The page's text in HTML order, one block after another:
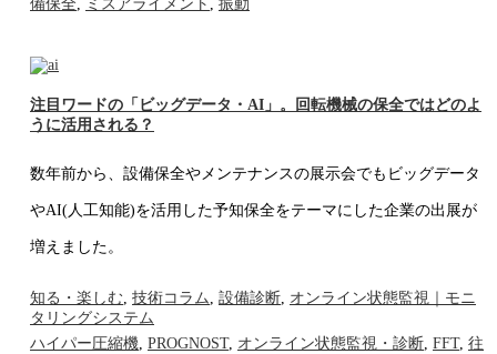
備保全, ミスアライメント , 振動
注目ワードの「ビッグデータ・AI」。回転機械の保全ではどのよ
うに活用される？
数年前から、設備保全やメンテナンスの展示会でもビッグデータ
やAI(人工知能)を活用した予知保全をテーマにした企業の出展が
増えました。
知る・楽しむ, 技術コラム, 設備診断, オンライン状態監視｜モニ
タリングシステム
ハイパー圧縮機, PROGNOST, オンライン状態監視・診断, FFT, 往